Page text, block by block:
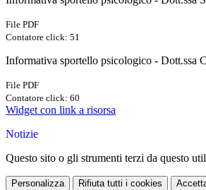
File PDF
Contatore click: 51
Informativa sportello psicologico - Dott.ssa
File PDF
Contatore click: 60
Widget con link a risorsa
Notizie
Questo sito o gli strumenti terzi da questo
Personalizza Rifiuta tutti i cookies